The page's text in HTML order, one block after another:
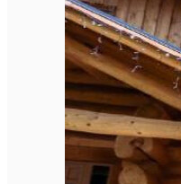
Închirieri de